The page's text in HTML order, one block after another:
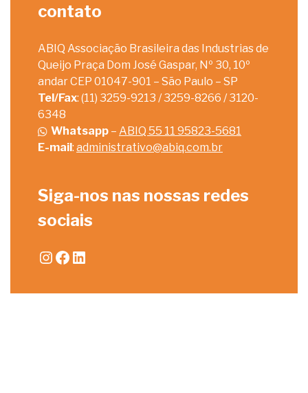
contato
ABIQ Associação Brasileira das Industrias de
Queijo Praça Dom José Gaspar, Nº 30, 10º
andar CEP 01047-901 – São Paulo – SP
Tel/Fax: (11) 3259-9213 / 3259-8266 / 3120-
6348
Whatsapp – ABIQ 55 11 95823-5681
E-mail: administrativo@abiq.com.br
Siga-nos nas nossas redes
sociais
Instagram
Facebook
LinkedIn